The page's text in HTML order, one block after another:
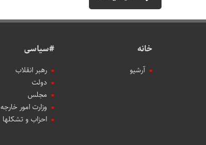
خانه
آرشیو
#سیاسی
رهبر انقلاب
دولت
مجلس
وزارت امور خارجه
احزاب و تشکلها